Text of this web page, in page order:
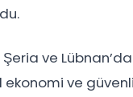
ve
ekonomi ve